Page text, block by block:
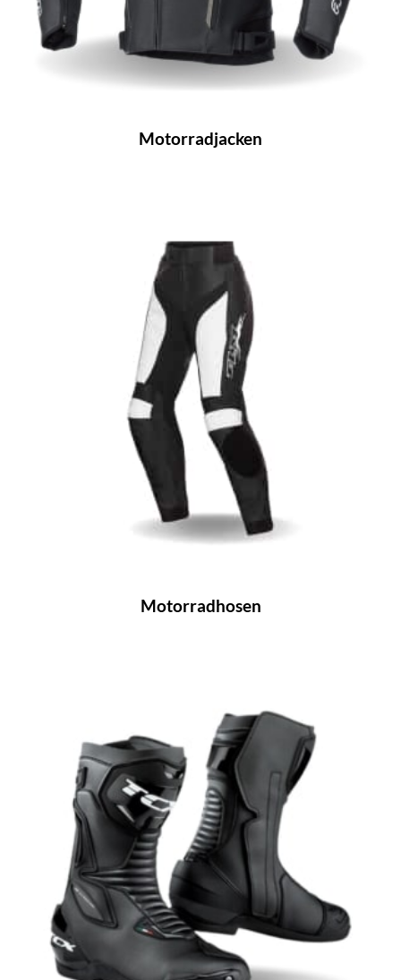
Motorradjacken
Motorradhosen